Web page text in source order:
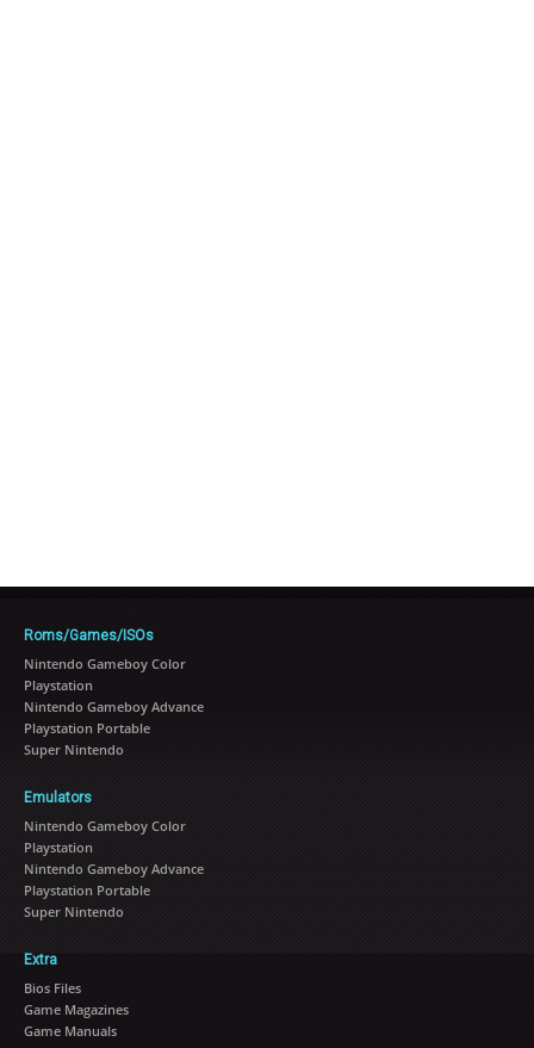
Roms/Games/ISOs
Nintendo Gameboy Color
Playstation
Nintendo Gameboy Advance
Playstation Portable
Super Nintendo
Emulators
Nintendo Gameboy Color
Playstation
Nintendo Gameboy Advance
Playstation Portable
Super Nintendo
Extra
Bios Files
Game Magazines
Game Manuals